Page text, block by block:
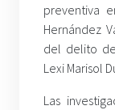
preventiva
Hernández
del delito
Lexi Marisol
Las